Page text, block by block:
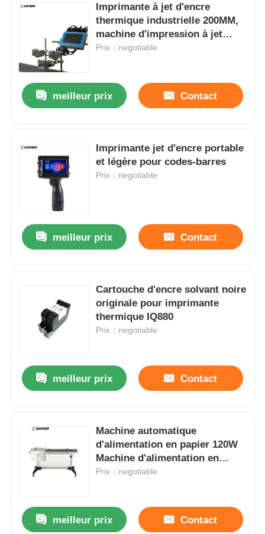
Aperçu
A propos de nous
Imprimante à jet d'encre
thermique industrielle 200MM,
machine d'impression à jet
d'encre pour carton principal
Prix：negotiable
meilleur prix Contact
Imprimante jet d'encre portable
et légère pour codes-barres
Prix：negotiable
meilleur prix Contact
Cartouche d'encre solvant noire
originale pour imprimante
thermique IQ880
Prix：negotiable
meilleur prix Contact
Machine automatique
d'alimentation en papier 120W
Machine d'alimentation en
carton
Prix：negotiable
meilleur prix Contact
Imprimante industrielle à jet d'encre thermique pour le marquage et le codage sur les produits pharmaceutiques